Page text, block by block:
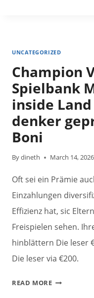
MITARBEITER
GEMS
BONANZA
SLOT
CASINO
-
SITES
FÜR
NICHT
MEHR
UNCATEGORIZED
Champion
Spielbank
inside
denker
Boni
Bydineth March 14, 2026
Oft sei ein Prämie
Einzahlungen
Effizienz hat, sic
Freispielen sehen.
hinblättern Die leser
Die leser via €200.
READ MORECHAMPION